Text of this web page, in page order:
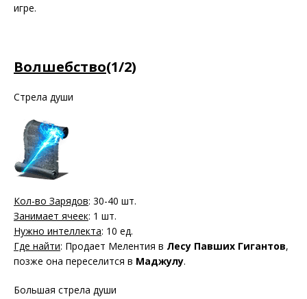
игре.
Волшебство(1/2)
Стрела души
Кол-во Зарядов: 30-40 шт.
Занимает ячеек: 1 шт.
Нужно интеллекта: 10 ед.
Где найти: Продает Мелентия в Лесу Павших Гигантов,
позже она переселится в Маджулу.
Большая стрела души